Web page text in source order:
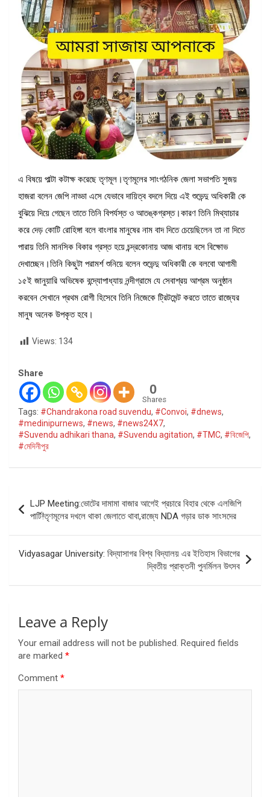
এ বিষয়ে পাল্টা কটাক্ষ করেছে তৃণমূল।তৃণমূলের সাংগঠনিক জেলা সভাপতি সুজয়
হাজরা বলেন জেপি নাড্ডা এসে যেভাবে দায়িত্ব বদলে দিয়ে এই শুভেন্দু অধিকারী কে
বুঝিয়ে দিয়ে গেছেন তাতে তিনি বিপর্যস্ত ও আতঙ্কগ্রস্ত।কারণ তিনি মিথ্যাচার
করে দেড় কোটি রোহিঙ্গা বলে বাংলার মানুষের নাম বাদ দিতে চেয়েছিলেন তা না দিতে
পারায় তিনি মানসিক বিকার গ্রস্ত হয়ে চন্দ্রকোনায় আজ থানায় বসে বিক্ষোভ
দেখাচ্ছেন।তিনি কিছুটা পরামর্শ শুনিয়ে বলেন শুভেন্দু অধিকারী কে বলবো আগামী
১৫ই জানুয়ারি অভিষেক বন্দ্যোপাধ্যায় নন্দীগ্রামে যে সেবাশ্রয় আশ্রম অনুষ্ঠান
করবেন সেখানে প্রথম রোগী হিসেবে তিনি নিজেকে ট্রিটমেন্ট করতে তাতে রাজ্যের
মানুষ অনেক উপকৃত হবে।
Views: 134
Share
0
Shares
Tags: #Chandrakona road suvendu, #Convoi, #dnews,
#medinipurnews, #news, #news24X7,
#Suvendu adhikari thana, #Suvendu agitation, #TMC, #বিজেপি,
#মেদিনীপুর
navigation
LJP Meeting:ভোটের দামামা বাজার আগেই প্রচারে বিহার থেকে এলজিপি
পার্টি!তৃণমূলের দখলে থাকা জেলাতে থাবা,রাজ্যে NDA গড়ার ডাক সাংসদের
Vidyasagar University: বিদ্যাসাগর বিশ্ব বিদ্যালয় এর ইতিহাস বিভাগের
দ্বিতীয় প্রাক্তনী পুনর্মিলন উৎসব
Leave a Reply
Your email address will not be published. Required fields
are marked *
Comment *